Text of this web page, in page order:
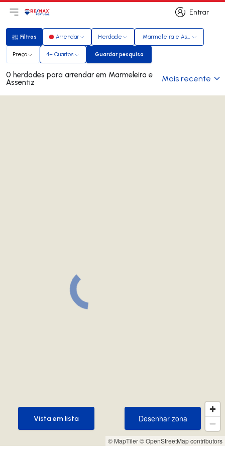
Entrar
Entrar
Abri menu principal
LogoIr para página inicial
Filtros
Filtros Arrendar Herdade Marmeleira e Assentiz
Preço 4+ Quartos Guardar pesquisa
Guardar pesquisa
0 herdades para arrendar em Marmeleira e
Assentiz Mais recente
© MapTiler© OpenStreetMap contributors
Desenhar zona
Desenhar zona
Vista em lista
Vista em lista